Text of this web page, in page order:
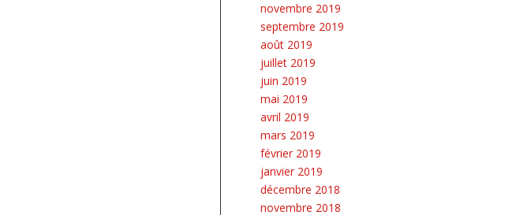
novembre 2019
septembre 2019
août 2019
juillet 2019
juin 2019
mai 2019
avril 2019
mars 2019
février 2019
janvier 2019
décembre 2018
novembre 2018